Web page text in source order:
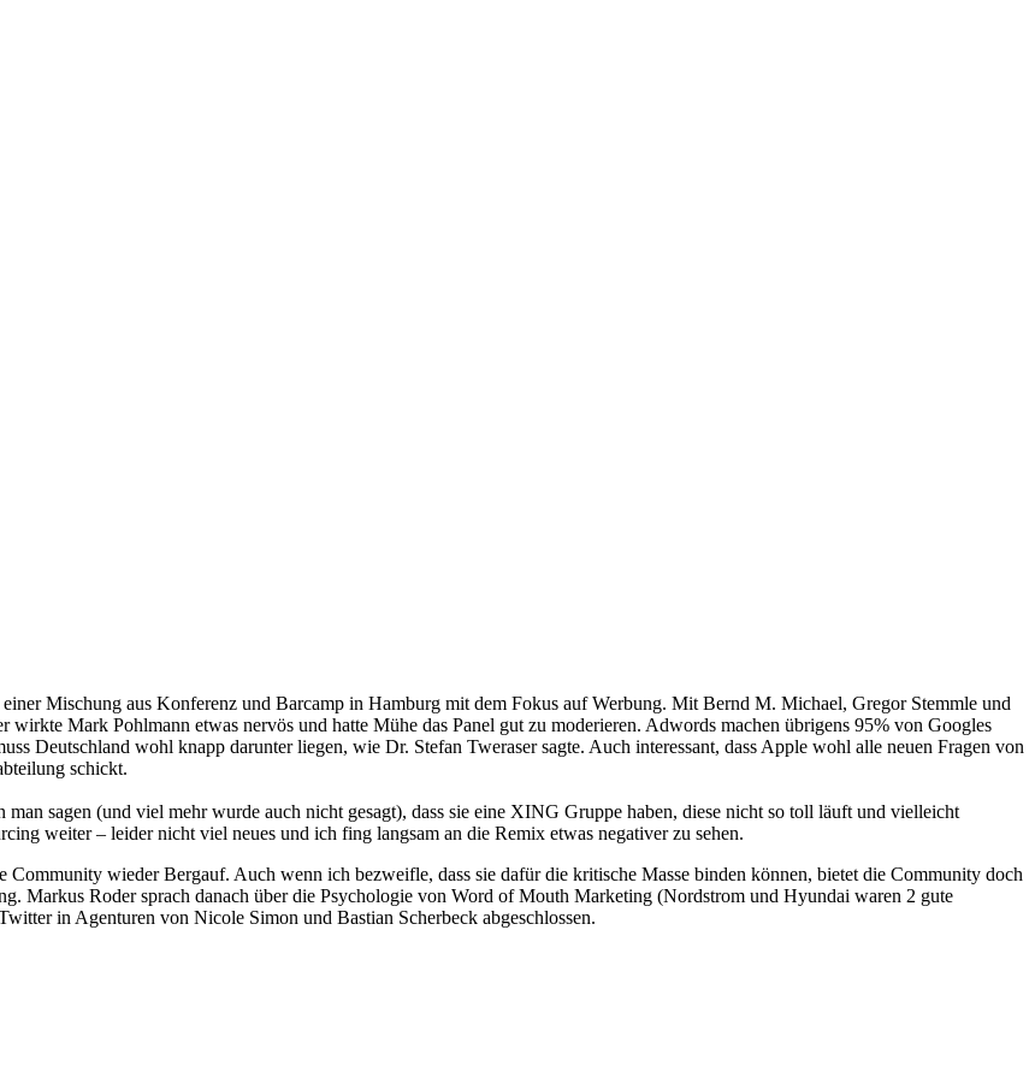
einer Mischung aus Konferenz und Barcamp in Hamburg mit dem Fokus auf Werbung. Mit Bernd M. Michael, Gregor Stemmle und
wirkte Mark Pohlmann etwas nervös und hatte Mühe das Panel gut zu moderieren. Adwords machen übrigens 95% von Googles
Deutschland wohl knapp darunter liegen, wie Dr. Stefan Tweraser sagte. Auch interessant, dass Apple wohl alle neuen Fragen von
schickt.
sagen (und viel mehr wurde auch nicht gesagt), dass sie eine XING Gruppe haben, diese nicht so toll läuft und vielleicht
weiter – leider nicht viel neues und ich fing langsam an die Remix etwas negativer zu sehen.
wieder Bergauf. Auch wenn ich bezweifle, dass sie dafür die kritische Masse binden können, bietet die Community doch
Markus Roder sprach danach über die Psychologie von Word of Mouth Marketing (Nordstrom und Hyundai waren 2 gute
in Agenturen von Nicole Simon und Bastian Scherbeck abgeschlossen.